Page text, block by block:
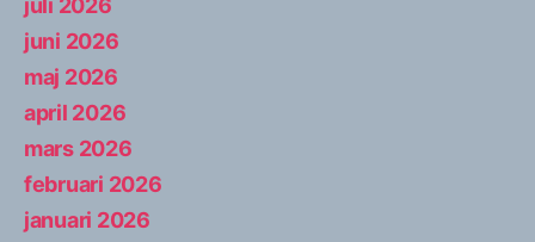
juli 2026
juni 2026
maj 2026
april 2026
mars 2026
februari 2026
januari 2026